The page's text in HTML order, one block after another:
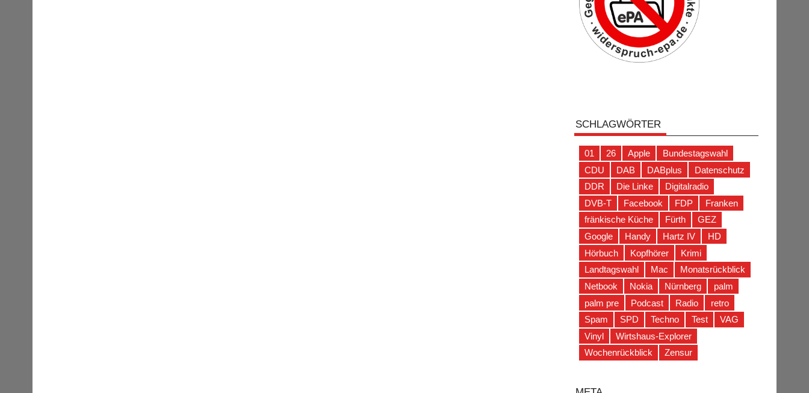
SCHLAGWÖRTER
01 26 Apple
Bundestagswahl
CDU
DAB DABplus
Datenschutz
DDR
Die Linke
Digitalradio
DVB-T
Facebook FDP
Franken
fränkische Küche
Fürth
GEZ
Google
Handy Hartz IV
HD
Hörbuch
Kopfhörer
Krimi
Landtagswahl
Mac
Monatsrückblick
Netbook
Nokia Nürnberg
palm
palm pre
Podcast Radio
retro
Spam
SPD Techno Test
VAG
Vinyl
Wirtshaus-Explorer
Wochenrückblick
Zensur